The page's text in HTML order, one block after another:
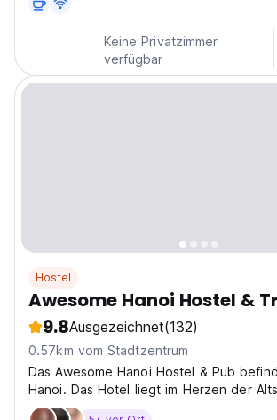
Keine Privatzimmer
verfügbar
Hostel
Awesome Hanoi Hostel &
9.8Ausgezeichnet(132)
0.57km vom Stadtzentrum
Das Awesome Hanoi Hostel & Pub
Hanoi. Das Hotel liegt im Herzen der
Nähe des Hoan-Kiem-Sees.